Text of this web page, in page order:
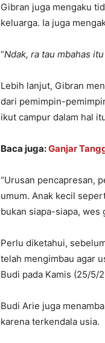
Gibran juga mengaku
keluarga. Ia juga
“Ndak, ra tau mbahas itu
Lebih lanjut, Gibran
dari pemimpin-
ikut campur dalam hal
Baca juga:Ganjar
“Urusan pencapresan,
umum. Anak kecil
bukan siapa-siapa, wes
Perlu diketahui,
telah mengimbau agar
Budi pada Kamis (25/5/
Budi Arie juga
karena terkendala usia.